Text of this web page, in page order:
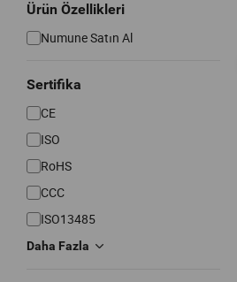
Ürün Özellikleri
Numune Satın Al
Sertifika
CE
ISO
RoHS
CCC
ISO13485
Daha Fazla